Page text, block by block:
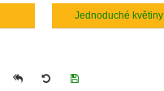
Jednoduché květiny